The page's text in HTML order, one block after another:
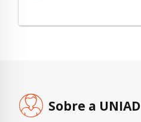
Sobre a UNIAD